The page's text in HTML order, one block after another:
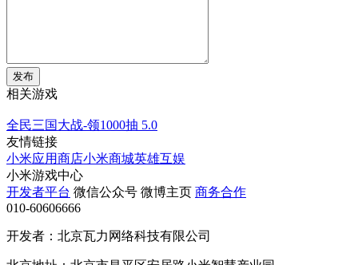
发布
相关游戏
全民三国大战-领1000抽 5.0
友情链接
小米应用商店小米商城英雄互娱
小米游戏中心
开发者平台 微信公众号 微博主页 商务合作
010-60606666
开发者：北京瓦力网络科技有限公司